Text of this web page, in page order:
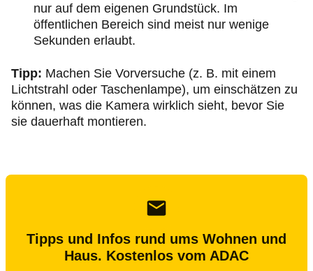
nur auf dem eigenen Grundstück. Im
öffentlichen Bereich sind meist nur wenige
Sekunden erlaubt.
Tipp: Machen Sie Vorversuche (z. B. mit einem
Lichtstrahl oder Taschenlampe), um einschätzen zu
können, was die Kamera wirklich sieht, bevor Sie
sie dauerhaft montieren.
Tipps und Infos rund ums Wohnen und
Haus. Kostenlos vom ADAC